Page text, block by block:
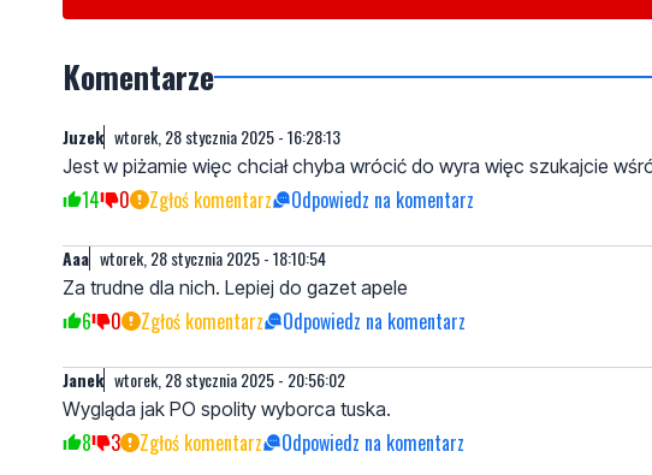
Komentarze
Juzek wtorek, 28 stycznia 2025 - 16:28:13
Jest w piżamie więc chciał chyba wrócić do wyra więc szukajcie
14 0 Zgłoś komentarz Odpowiedz na komentarz
Aaa wtorek, 28 stycznia 2025 - 18:10:54
Za trudne dla nich. Lepiej do gazet apele
6 0 Zgłoś komentarz Odpowiedz na komentarz
Janek wtorek, 28 stycznia 2025 - 20:56:02
Wygląda jak PO spolity wyborca tuska.
8 3 Zgłoś komentarz Odpowiedz na komentarz